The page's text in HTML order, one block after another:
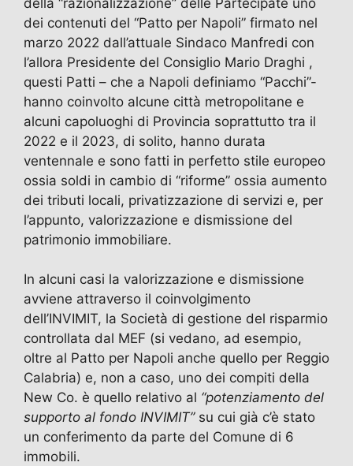
dei contenuti del “Patto per Napoli” firmato nel
marzo 2022 dall’attuale Sindaco Manfredi con
l’allora Presidente del Consiglio Mario Draghi ,
questi Patti – che a Napoli definiamo “Pacchi”-
hanno coinvolto alcune città metropolitane e
alcuni capoluoghi di Provincia soprattutto tra il
2022 e il 2023, di solito, hanno durata
ventennale e sono fatti in perfetto stile europeo
ossia soldi in cambio di “riforme” ossia aumento
dei tributi locali, privatizzazione di servizi e, per
l’appunto, valorizzazione e dismissione del
patrimonio immobiliare.
In alcuni casi la valorizzazione e dismissione
avviene attraverso il coinvolgimento
dell’INVIMIT, la Società di gestione del risparmio
controllata dal MEF (si vedano, ad esempio,
oltre al Patto per Napoli anche quello per Reggio
Calabria) e, non a caso, uno dei compiti della
New Co. è quello relativo al “potenziamento del
supporto al fondo INVIMIT” su cui già c’è stato
un conferimento da parte del Comune di 6
immobili.